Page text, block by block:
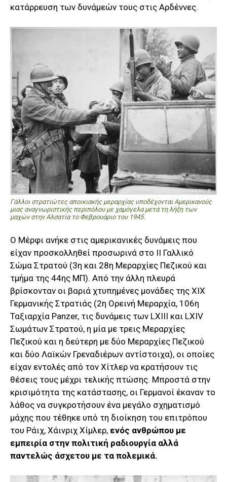
κατάρρευση των δυνάμεών τους στις Αρδέννες.
Γάλλοι στρατιώτες αποικιακής μεραρχίας υποδέχονται Αμερικανούς
μιας αναγνωριστικής περιπόλου με χαμόγελα μετά τη λήξη των
μαχών στην Αλσατία το Φεβρουάριο του 1945.
Ο Μέρφι ανήκε στις αμερικανικές δυνάμεις που
είχαν προσκολληθεί προσωρινά στο ΙΙ Γαλλικό
Σώμα Στρατού (3η και 28η Μεραρχίες Πεζικού και
τμήμα της 44ης ΜΠ). Από την άλλη πλευρά
βρίσκονταν οι βαριά χτυπημένες μονάδες της ΧΙΧ
Γερμανικής Στρατιάς (2η Ορεινή Μεραρχία, 106η
Ταξιαρχία Panzer, τις δυνάμεις των LXIII και LXIV
Σωμάτων Στρατού, η μία με τρεις Μεραρχίες
Πεζικού και η δεύτερη με δύο Μεραρχίες Πεζικού
και δύο Λαϊκών Γρεναδιέρων αντίστοιχα), οι οποίες
είχαν εντολές από τον Χίτλερ να κρατήσουν τις
θέσεις τους μέχρι τελικής πτώσης. Μπροστά στην
κρισιμότητα της κατάστασης, οι Γερμανοί έκαναν το
λάθος να συγκροτήσουν ένα μεγάλο σχηματισμό
μάχης που τέθηκε υπό τη διοίκηση του επιτρόπου
του Ράιχ, Χάινριχ Χίμλερ, ενός ανθρώπου με
εμπειρία στην πολιτική ραδιουργία αλλά
παντελώς άσχετου με τα πολεμικά.